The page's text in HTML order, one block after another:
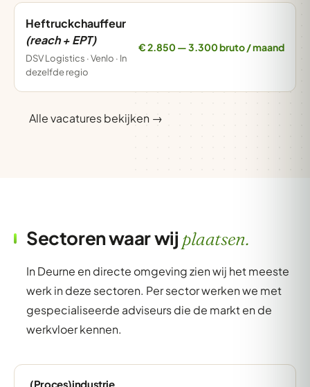
Heftruckchauffeur
(reach + EPT)
DSV Logistics · Venlo · In
dezelfde regio
€ 2.850 — 3.300 bruto / maand
Alle vacatures bekijken →
Sectoren waar wij plaatsen.
In Deurne en directe omgeving zien wij het meeste
werk in deze sectoren. Per sector werken we met
gespecialiseerde adviseurs die de markt en de
werkvloer kennen.
(Proces)industrie